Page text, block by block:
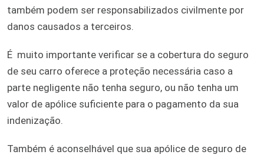
também podem ser responsabilizados civilmente por
danos causados a terceiros.
É muito importante verificar se a cobertura do seguro
de seu carro oferece a proteção necessária caso a
parte negligente não tenha seguro, ou não tenha um
valor de apólice suficiente para o pagamento da sua
indenização.
Também é aconselhável que sua apólice de seguro de